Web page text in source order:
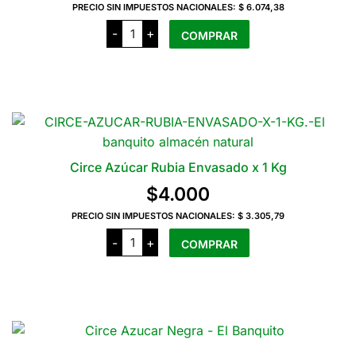
PRECIO SIN IMPUESTOS NACIONALES: $ 6.074,38
-
Chango
Azúcar
Orgánica
+ COMPRAR
Circe Azúcar Rubia Envasado x 1 Kg
$4.000
PRECIO SIN IMPUESTOS NACIONALES: $ 3.305,79
-
Circe
Azúcar
Rubia
+ COMPRAR